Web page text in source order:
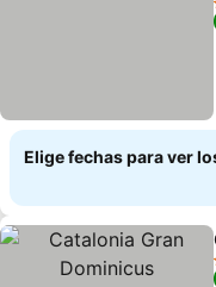
Elige fechas para ver